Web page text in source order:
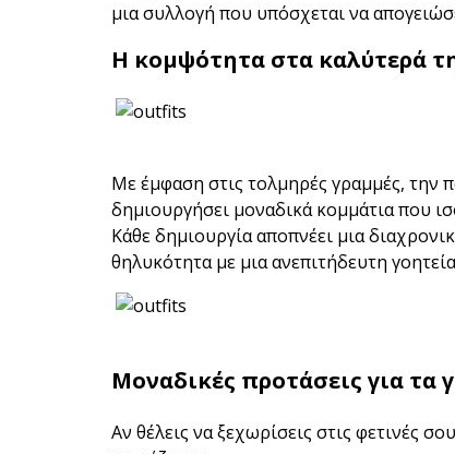
μια συλλογή που υπόσχεται να
Η κομψότητα στα καλύτερά
Με έμφαση στις τολμηρές γραμμές, την
δημιουργήσει μοναδικά κομμάτια που
Κάθε δημιουργία αποπνέει μια
θηλυκότητα με μια ανεπιτήδευτη
Μοναδικές προτάσεις για τα
Αν θέλεις να ξεχωρίσεις στις φετινές